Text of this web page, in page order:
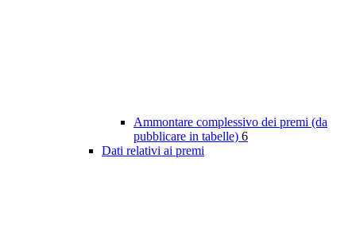
Ammontare complessivo dei premi (da
pubblicare in tabelle) 6
Dati relativi ai premi